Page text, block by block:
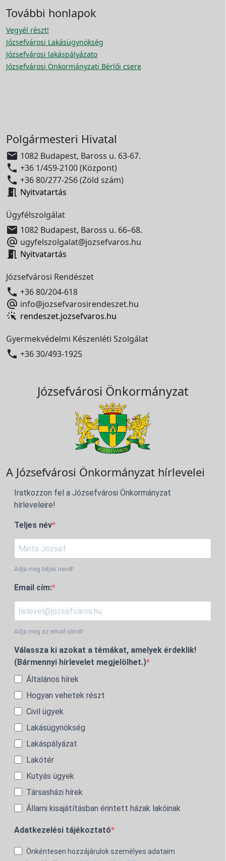
További honlapok
Vegyél részt!
Józsefvárosi Lakásügynökség
Józsefvárosi lakáspályázato
Józsefvárosi Önkormányzati Bérlői csere
Polgármesteri Hivatal
 1082 Budapest, Baross u. 63-67.
 +36 1/459-2100 (Központ)
 +36 80/277-256 (Zöld szám)
 Nyitvatartás
Ügyfélszolgálat
 1082 Budapest, Baross u. 66–68.
 ugyfelszolgalat@jozsefvaros.hu
 Nyitvatartás
Józsefvárosi Rendészet
 +36 80/204-618
 info@jozsefvarosirendeszet.hu
rendeszet.jozsefvaros.hu
Gyermekvédelmi Készenléti Szolgálat
 +36 30/493-1925
Józsefvárosi Önkormányzat
A Józsefvárosi Önkormányzat hírlevelei
Iratkozzon fel a Józsefvárosi Önkormányzat
hírleveleire!
Teljes név
Adja meg teljes nevét!
Email cím:
Adja meg az email címét!
Válassza ki azokat a témákat, amelyek érdeklik!
(Bármennyi hírlevelet megjelölhet.)
Általános hírek
Hogyan vehetek részt
Civil ügyek
Lakásügynökség
Lakáspályázat
Lakótér
Kutyás ügyek
Társasházi hírek
Állami kisajátításban érintett házak lakóinak
Adatkezelési tájékoztató
Önkéntesen hozzájárulok személyes adataim